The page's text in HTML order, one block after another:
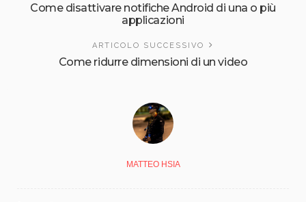
Come disattivare notifiche Android di una o più
applicazioni
ARTICOLO SUCCESSIVO
Come ridurre dimensioni di un video
MATTEO HSIA